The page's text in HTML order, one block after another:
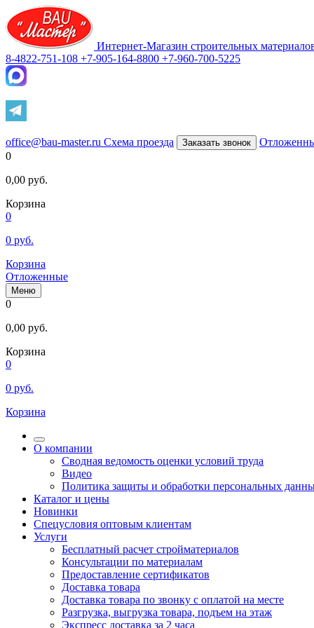
Интернет-Магазин строительных
8-4822-751-108 +7-905-164-8800 +7-960-700-5225
office@bau-master.ru Схема проезда Заказать звонок
0
0,00 руб.
Корзина
0
0 руб.
Корзина
Отложенные
Меню
0
0,00 руб.
Корзина
0
0 руб.
Корзина
О компании
Сводная ведомость оценки условий труда
Видео
Политика защиты и обработки персональных
Каталог и цены
Новинки
Спецусловия оптовым клиентам
Услуги
Бесплатный расчет стройматериалов
Консультации по материалам
Предоставление сертификатов
Доставка товара
Доставка товара по звонку с оплатой на месте
Разгрузка, выгрузка товара, подъем на этаж
Экспресс доставка за 2 часа